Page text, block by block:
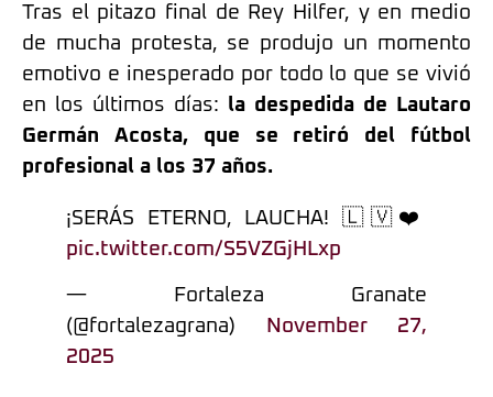
Tras el pitazo final de Rey Hilfer, y en medio
de mucha protesta, se produjo un momento
emotivo e inesperado por todo lo que se vivió
en los últimos días: la despedida de Lautaro
Germán Acosta, que se retiró del fútbol
profesional a los 37 años.
¡SERÁS ETERNO, LAUCHA! 🇱🇻❤️
pic.twitter.com/S5VZGjHLxp
— Fortaleza Granate
(@fortalezagrana)
November 27,
2025